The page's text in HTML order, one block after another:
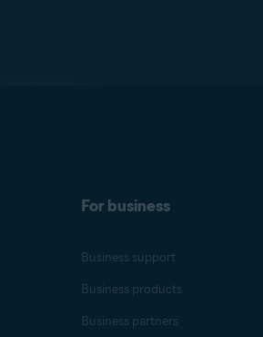
For business
Business support
Business products
Business partners